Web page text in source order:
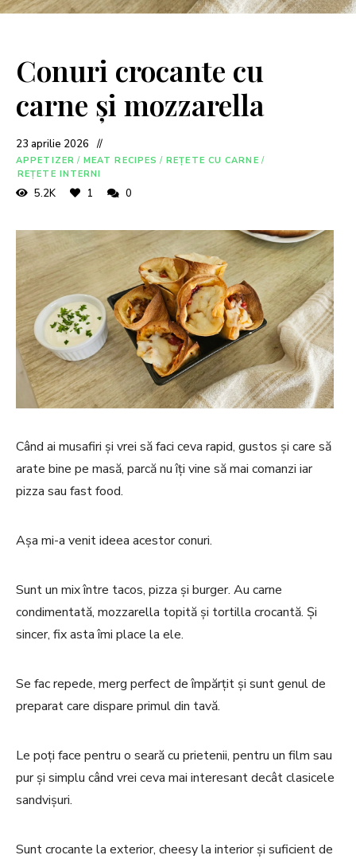
Conuri crocante cu
carne și mozzarella
23 aprilie 2026
APPETIZER / MEAT RECIPES / REȚETE CU CARNE /
REȚETE INTERNI
5.2K 1 0
Când ai musafiri și vrei să faci ceva rapid, gustos și care să
arate bine pe masă, parcă nu îți vine să mai comanzi iar
pizza sau fast food.
Așa mi-a venit ideea acestor conuri.
Sunt un mix între tacos, pizza și burger. Au carne
condimentată, mozzarella topită și tortilla crocantă. Și
sincer, fix asta îmi place la ele.
Se fac repede, merg perfect de împărțit și sunt genul de
preparat care dispare primul din tavă.
Le poți face pentru o seară cu prietenii, pentru un film sau
pur și simplu când vrei ceva mai interesant decât clasicele
sandvișuri.
Sunt crocante la exterior, cheesy la interior și suficient de